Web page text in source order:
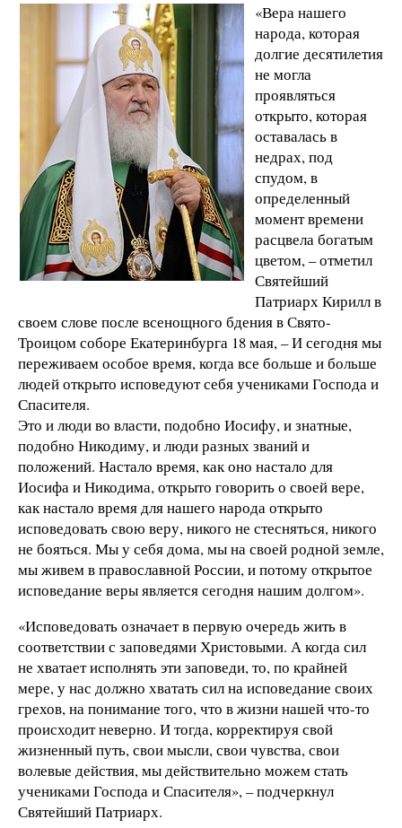
«Вера нашего
народа, которая
долгие десятилетия
не могла
проявляться
открыто, которая
оставалась в
недрах, под
спудом, в
определенный
момент времени
расцвела богатым
цветом, – отметил
Святейший
Патриарх Кирилл в
своем слове после всенощного бдения в Свято-
Троицом соборе Екатеринбурга 18 мая, – И сегодня мы
переживаем особое время, когда все больше и больше
людей открыто исповедуют себя учениками Господа и
Спасителя.
Это и люди во власти, подобно Иосифу, и знатные,
подобно Никодиму, и люди разных званий и
положений. Настало время, как оно настало для
Иосифа и Никодима, открыто говорить о своей вере,
как настало время для нашего народа открыто
исповедовать свою веру, никого не стесняться, никого
не бояться. Мы у себя дома, мы на своей родной земле,
мы живем в православной России, и потому открытое
исповедание веры является сегодня нашим долгом».
«Исповедовать означает в первую очередь жить в
соответствии с заповедями Христовыми. А когда сил
не хватает исполнять эти заповеди, то, по крайней
мере, у нас должно хватать сил на исповедание своих
грехов, на понимание того, что в жизни нашей что-то
происходит неверно. И тогда, корректируя свой
жизненный путь, свои мысли, свои чувства, свои
волевые действия, мы действительно можем стать
учениками Господа и Спасителя», – подчеркнул
Святейший Патриарх.